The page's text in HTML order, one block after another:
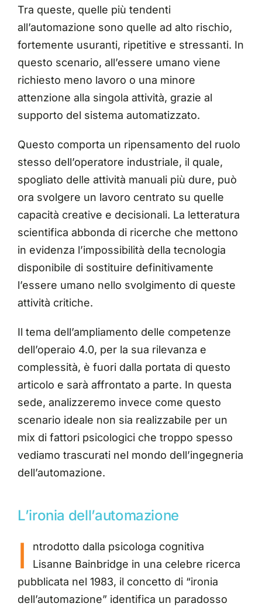
Tra queste, quelle più tendenti
all’automazione sono quelle ad alto rischio,
fortemente usuranti, ripetitive e stressanti. In
questo scenario, all’essere umano viene
richiesto meno lavoro o una minore
attenzione alla singola attività, grazie al
supporto del sistema automatizzato.
Questo comporta un ripensamento del ruolo
stesso dell’operatore industriale, il quale,
spogliato delle attività manuali più dure, può
ora svolgere un lavoro centrato su quelle
capacità creative e decisionali. La letteratura
scientifica abbonda di ricerche che mettono
in evidenza l’impossibilità della tecnologia
disponibile di sostituire definitivamente
l’essere umano nello svolgimento di queste
attività critiche.
Il tema dell’ampliamento delle competenze
dell’operaio 4.0, per la sua rilevanza e
complessità, è fuori dalla portata di questo
articolo e sarà affrontato a parte. In questa
sede, analizzeremo invece come questo
scenario ideale non sia realizzabile per un
mix di fattori psicologici che troppo spesso
vediamo trascurati nel mondo dell’ingegneria
dell’automazione.
L’ironia dell’automazione
I
ntrodotto dalla psicologa cognitiva
Lisanne Bainbridge in una celebre ricerca
pubblicata nel 1983, il concetto di “ironia
dell’automazione” identifica un paradosso